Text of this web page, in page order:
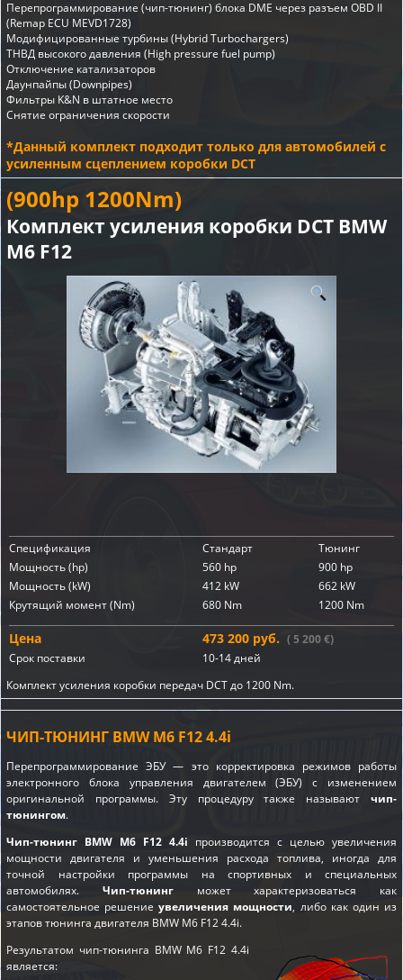
Перепрограммирование (чип-тюнинг) блока DME через разъем OBD II
(Remap ECU MEVD1728)
Модифицированные турбины (Hybrid Turbochargers)
ТНВД высокого давления (High pressure fuel pump)
Отключение катализаторов
Даунпайпы (Downpipes)
Фильтры K&N в штатное место
Снятие ограничения скорости
*Данный комплект подходит только для автомобилей с
усиленным сцеплением коробки DCT
(900hp 1200Nm)
Комплект усиления коробки DCT BMW
M6 F12
Спецификация Стандарт
Тюнинг
Мощность (hp)
560 hp
900 hp
Мощность (kW)
412 kW
662 kW
Крутящий момент (Nm)
680 Nm 1200 Nm
Цена 473 200 руб. ( 5 200 €)
Срок поставки
10-14 дней
Комплект усиления коробки передач DCT до 1200 Nm.
ЧИП-ТЮНИНГ BMW M6 F12 4.4i
Перепрограммирование ЭБУ — это корректировка режимов работы
электронного блока управления двигателем (ЭБУ) с изменением
оригинальной программы. Эту процедуру также называют чип-
тюнингом.
Чип-тюнинг BMW M6 F12 4.4i производится с целью увеличения
мощности двигателя и уменьшения расхода топлива, иногда для
точной настройки программы на спортивных и специальных
автомобилях. Чип-тюнингможет характеризоваться как
самостоятельное решениеувеличения мощности, либо как один из
этаповтюнинга двигателя BMW M6 F12 4.4i.
Результатом чип-тюнинга BMW M6 F12 4.4i
является: